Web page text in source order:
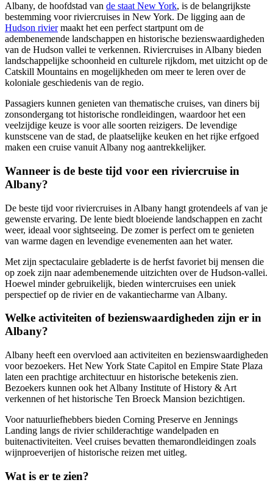
Albany, de hoofdstad van de staat New York, is de belangrijkste
bestemming voor riviercruises in New York. De ligging aan de
Hudson riviermaakt het een perfect startpunt om de
adembenemende landschappen en historische bezienswaardigheden
van de Hudson vallei te verkennen. Riviercruises in Albany bieden
landschappelijke schoonheid en culturele rijkdom, met uitzicht op de
Catskill Mountains en mogelijkheden om meer te leren over de
koloniale geschiedenis van de regio.
Passagiers kunnen genieten van thematische cruises, van diners bij
zonsondergang tot historische rondleidingen, waardoor het een
veelzijdige keuze is voor alle soorten reizigers. De levendige
kunstscene van de stad, de plaatselijke keuken en het rijke erfgoed
maken een cruise vanuit Albany nog aantrekkelijker.
Wanneer is de beste tijd voor een riviercruise in
Albany?
De beste tijd voor riviercruises in Albany hangt grotendeels af van je
gewenste ervaring. De lente biedt bloeiende landschappen en zacht
weer, ideaal voor sightseeing. De zomer is perfect om te genieten
van warme dagen en levendige evenementen aan het water.
Met zijn spectaculaire gebladerte is de herfst favoriet bij mensen die
op zoek zijn naar adembenemende uitzichten over de Hudson-vallei.
Hoewel minder gebruikelijk, bieden wintercruises een uniek
perspectief op de rivier en de vakantiecharme van Albany.
Welke activiteiten of bezienswaardigheden zijn er in
Albany?
Albany heeft een overvloed aan activiteiten en bezienswaardigheden
voor bezoekers. Het New York State Capitol en Empire State Plaza
laten een prachtige architectuur en historische betekenis zien.
Bezoekers kunnen ook het Albany Institute of History & Art
verkennen of het historische Ten Broeck Mansion bezichtigen.
Voor natuurliefhebbers bieden Corning Preserve en Jennings
Landing langs de rivier schilderachtige wandelpaden en
buitenactiviteiten. Veel cruises bevatten themarondleidingen zoals
wijnproeverijen of historische reizen met uitleg.
Wat is er te zien?